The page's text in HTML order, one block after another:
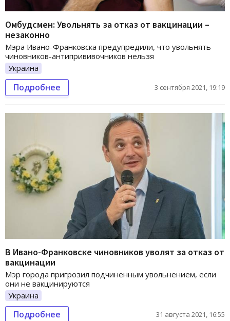
Омбудсмен: Увольнять за отказ от вакцинации –
незаконно
Мэра Ивано-Франковска предупредили, что увольнять
чиновников-антипрививочников нельзя
Украина
Подробнее 3 сентября 2021, 19:19
В Ивано-Франковске чиновников уволят за отказ от
вакцинации
Мэр города пригрозил подчиненным увольнением, если
они не вакцинируются
Украина
Подробнее 31 августа 2021, 16:55